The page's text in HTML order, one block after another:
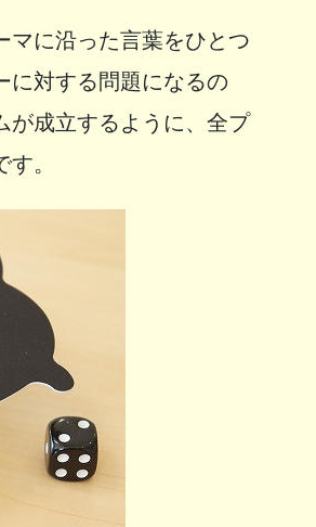
マに沿った言葉をひとつ
に対する問題になるの
が成立するように、全プ
。